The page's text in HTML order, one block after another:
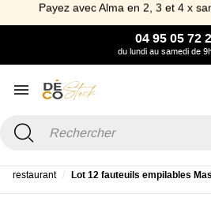
Payez avec Alma en 2, 3 et 4 x
04 95 05 72
du lundi au samedi de
restaurant
Lot 12 fauteuils empilables